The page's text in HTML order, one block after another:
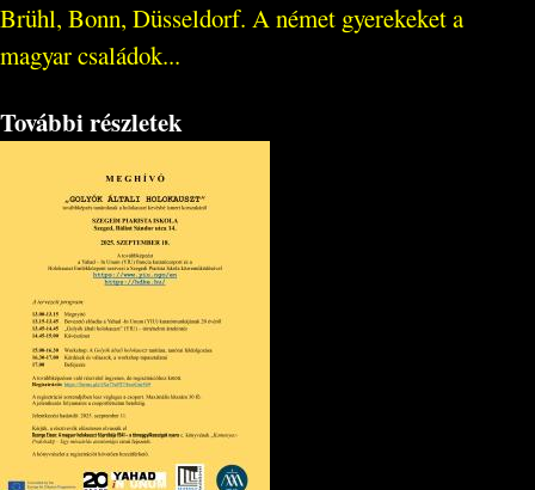
Brühl, Bonn, Düsseldorf. A német gyerekeket a
magyar családok...
További részletek